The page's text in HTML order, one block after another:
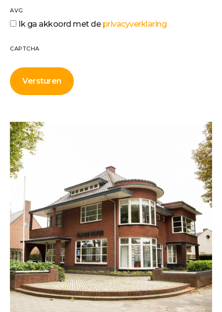
AVG
Ik ga akkoord met de privacyverklaring
CAPTCHA